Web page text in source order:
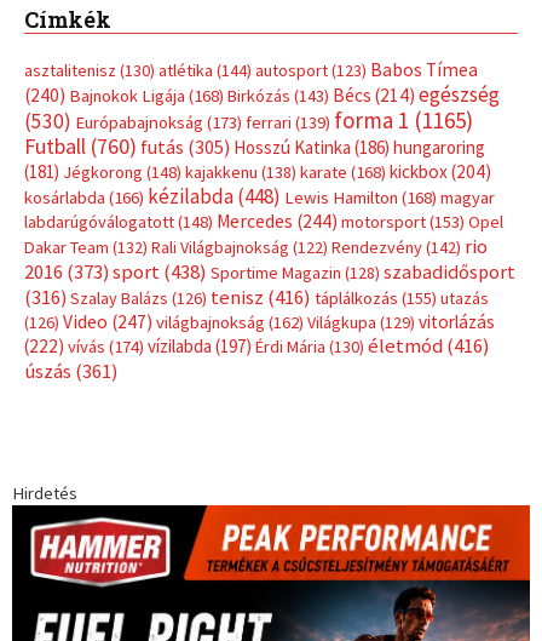
Címkék
asztalitenisz (130) atlétika (144) autosport(123) Babos Tímea
(240) Bajnokok Ligája (168) Birkózás (143) Bécs (214) egészség
(530) Európabajnokság (173) ferrari (139) forma 1 (1165)
Futball (760) futás (305) Hosszú Katinka (186) hungaroring
(181) Jégkorong (148) kajakkenu (138) karate (168) kickbox(204)
kosárlabda (166) kézilabda(448) Lewis Hamilton (168) magyar
labdarúgóválogatott(148) Mercedes (244) motorsport(153) Opel
Dakar Team (132) Rali Világbajnokság (122) Rendezvény(142) rio
2016 (373) sport(438) Sportime Magazin (128) szabadidősport
(316) Szalay Balázs (126) tenisz (416) táplálkozás (155) utazás
(126) Video (247) világbajnokság (162) Világkupa (129) vitorlázás
(222) vívás (174) vízilabda (197) Érdi Mária (130) életmód(416)
úszás (361)
Hirdetés